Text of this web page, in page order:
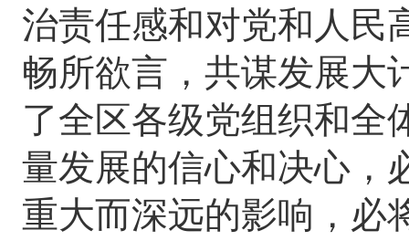
治责任感和对党和人民
畅所欲言，共谋发展大
了全区各级党组织和全
量发展的信心和决心，
重大而深远的影响，必